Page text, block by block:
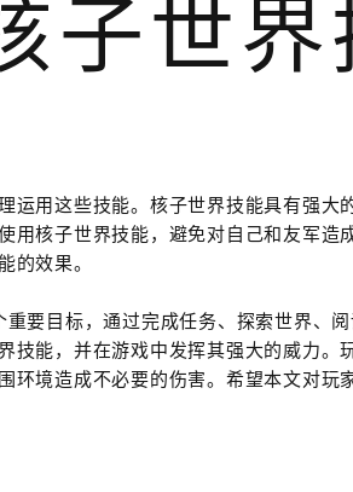
子世界
运用这些技能。核子世界技能具有强大
用核子世界技能，避免对自己和友军造
的效果。
要目标，通过完成任务、探索世界、
技能，并在游戏中发挥其强大的威力。
环境造成不必要的伤害。希望本文对玩